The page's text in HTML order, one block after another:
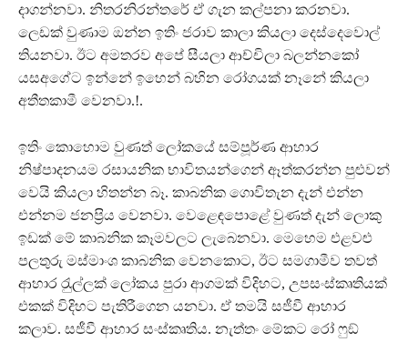
දාගන්නවා. නිතරනිරන්තරේ ඒ ගැන කල්පනා කරනවා.
ලෙඩක් වුණාම ඔන්න ඉතිං ජරාව කාලා කියලා දෙස්දෙවොල්
තියනවා. ඊට අමතරව අපේ සීයලා ආච්චිලා බලන්නකෝ
යසඅගේට ඉන්නේ ඉහෙන් බහින රෝගයක් නෑනේ කියලා
අතීතකාමී වෙනවා.!.
ඉතිං කොහොම වුණත් ලෝකයේ සම්පූර්ණ ආහාර
නිෂ්පාදනයම රසායනික භාවිතයන්ගෙන් ඈත්කරන්න පුළුවන්
වෙයි කියලා හිතන්න බෑ. කාබනික ගොවිතැන දැන් එන්න
එන්නම ජනප‍්‍රිය වෙනවා. වෙළෙඳපොළේ වුණත් දැන් ලොකු
ඉඩක් මේ කාබනික කෑමවලට ලැබෙනවා. මෙහෙම එළවළු
පලතුරු මස්මාංශ කාබනික වෙනකොට, ඊට සමගාමීව තවත්
ආහාර රැුල්ලක් ලෝකය පුරා ආගමක් විදිහට, උපසංස්කෘතියක්
එකක් විදිහට පැතිරීගෙන යනවා. ඒ තමයි සජීවී ආහාර
කලාව. සජීවී ආහාර සංස්කෘතිය. නැත්තං මේකට රෝ ෆුඞ්